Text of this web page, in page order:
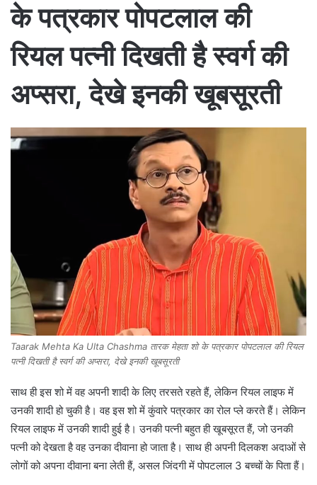
के पत्रकार पोपटलाल की
रियल पत्नी दिखती है स्वर्ग की
अप्सरा, देखे इनकी खूबसूरती
Taarak Mehta Ka Ulta Chashma तारक मेहता शो के पत्रकार पोपटलाल की रियल
पत्नी दिखती है स्वर्ग की अप्सरा, देखे इनकी खूबसूरती
साथ ही इस शो में वह अपनी शादी के लिए तरसते रहते हैं, लेकिन रियल लाइफ में
उनकी शादी हो चुकी है। वह इस शो में कुंवारे पत्रकार का रोल प्ले करते हैं। लेकिन
रियल लाइफ में उनकी शादी हुई है। उनकी पत्नी बहुत ही खूबसूरत हैं, जो उनकी
पत्नी को देखता है वह उनका दीवाना हो जाता है। साथ ही अपनी दिलकश अदाओं से
लोगों को अपना दीवाना बना लेती हैं, असल जिंदगी में पोपटलाल 3 बच्चों के पिता हैं।